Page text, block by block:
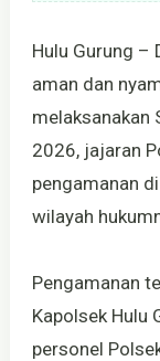
Hulu Gurung –
aman dan
melaksanakan
2026, jajaran
pengamanan
wilayah
Pengamanan
Kapolsek Hulu
personel